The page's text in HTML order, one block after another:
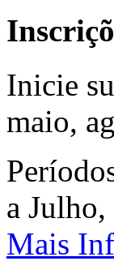
Inicie
maio,
a
Mais